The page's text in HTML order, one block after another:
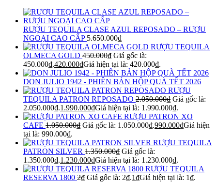
RƯỢU TEQUILA CLASE AZUL REPOSADO – RƯỢU
NGOẠI CAO CẤP 5.650.000₫
RƯỢU TEQUILA
OLMECA GOLD 450.000₫ Giá gốc là:
450.000₫.420.000₫Giá hiện tại là: 420.000₫.
DON JULIO 1942 - PHIÊN BẢN HỘP QUÀ TẾT 2026
RƯỢU
TEQUILA PATRON REPOSADO 2.050.000₫ Giá gốc là:
2.050.000₫.1.990.000₫Giá hiện tại là: 1.990.000₫.
RƯỢU PATRON XO
CAFE 1.050.000₫ Giá gốc là: 1.050.000₫.990.000₫Giá hiện
tại là: 990.000₫.
RƯỢU TEQUILA
PATRON SILVER 1.350.000₫ Giá gốc là:
1.350.000₫.1.230.000₫Giá hiện tại là: 1.230.000₫.
RƯỢU TEQUILA
RESERVA 1800 2₫ Giá gốc là: 2₫.1₫Giá hiện tại là: 1₫.